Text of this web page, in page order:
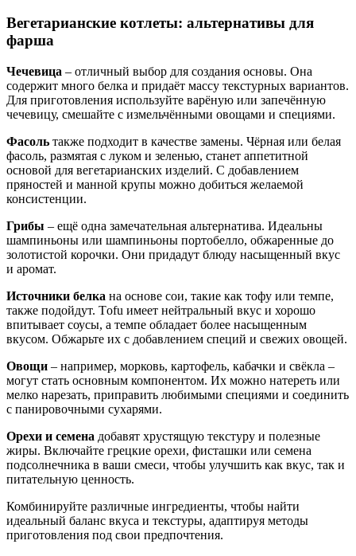
Вегетарианские котлеты: альтернативы для
фарша
Чечевица – отличный выбор для создания основы. Она
содержит много белка и придаёт массу текстурных вариантов.
Для приготовления используйте варёную или запечённую
чечевицу, смешайте с измельчёнными овощами и специями.
Фасоль также подходит в качестве замены. Чёрная или белая
фасоль, размятая с луком и зеленью, станет аппетитной
основой для вегетарианских изделий. С добавлением
пряностей и манной крупы можно добиться желаемой
консистенции.
Грибы – ещё одна замечательная альтернатива. Идеальны
шампиньоны или шампиньоны портобелло, обжаренные до
золотистой корочки. Они придадут блюду насыщенный вкус
и аромат.
Источники белка на основе сои, такие как тофу или темпе,
также подойдут. Тofu имеет нейтральный вкус и хорошо
впитывает соусы, а темпе обладает более насыщенным
вкусом. Обжарьте их с добавлением специй и свежих овощей.
Овощи – например, морковь, картофель, кабачки и свёкла –
могут стать основным компонентом. Их можно натереть или
мелко нарезать, приправить любимыми специями и соединить
с панировочными сухарями.
Орехи и семена добавят хрустящую текстуру и полезные
жиры. Включайте грецкие орехи, фисташки или семена
подсолнечника в ваши смеси, чтобы улучшить как вкус, так и
питательную ценность.
Комбинируйте различные ингредиенты, чтобы найти
идеальный баланс вкуса и текстуры, адаптируя методы
приготовления под свои предпочтения.